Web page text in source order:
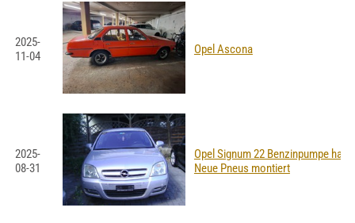
2025-
11-04
Opel Ascona
2025-
08-31
Opel Signum 22 Benzinpumpe hatt
Neue Pneus montiert